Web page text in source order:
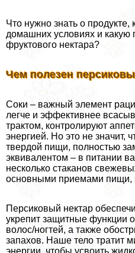
Что нужно знать о продукте,
домашних условиях и какую
фруктового нектара?
Чем полезен
Соки – важный элемент
легче и эффективнее
тpaктом, контролируют
энергией. Но это не значит,
твердой пищи, полностью
эквивалентом – в питании
несколько стаканов
основными приемами пищи,
Персиковый нектар
укрепит защитные функции
волос/ногтей, а также
запахов. Наше тело тратит
энергии, чтобы усвоить